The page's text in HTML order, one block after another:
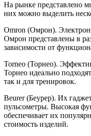
На рынке представлено
них можно выделить
Omron (Омрон).
Омрон представлены в
зависимости от
Torneo (Торнео).
Торнео идеально
так и для тренировок.
Beurer (Беурер). Их
пульсометры. Высокая
обеспечивает их
стоимость изделий.